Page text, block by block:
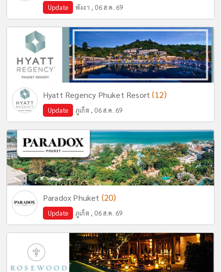
Update พังงา , 06 ส.ค. 69
Hyatt Regency Phuket Resort(12)
Update ภูเก็ต , 06 ส.ค. 69
Paradox Phuket (20)
Update ภูเก็ต , 06 ส.ค. 69